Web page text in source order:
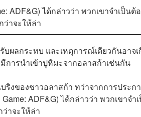
ADF&G) ได้กล่าวว่า พวกเขาจำเป็นต้
ว่าจะให้ล่า
บผลกระทบ และเหตุการณ์เดียวกันอาจ
การนำเข้าปูหิมะจากอลาสก้าเช่นกัน
ริงของชาวอลาสก้า ทว่าจากการประก
ADF&G) ได้กล่าวว่า พวกเขาจำ
าจะให้ล่า